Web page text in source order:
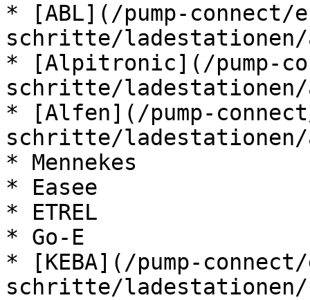
* [ABL](/pump-connect/
schritte/ladestationen/
* [Alpitronic](/pump-
schritte/ladestationen/
* [Alfen](/pump-
schritte/ladestationen/
* Mennekes
* Easee
* ETREL
* Go-E
* [KEBA](/pump-
schritte/ladestationen/